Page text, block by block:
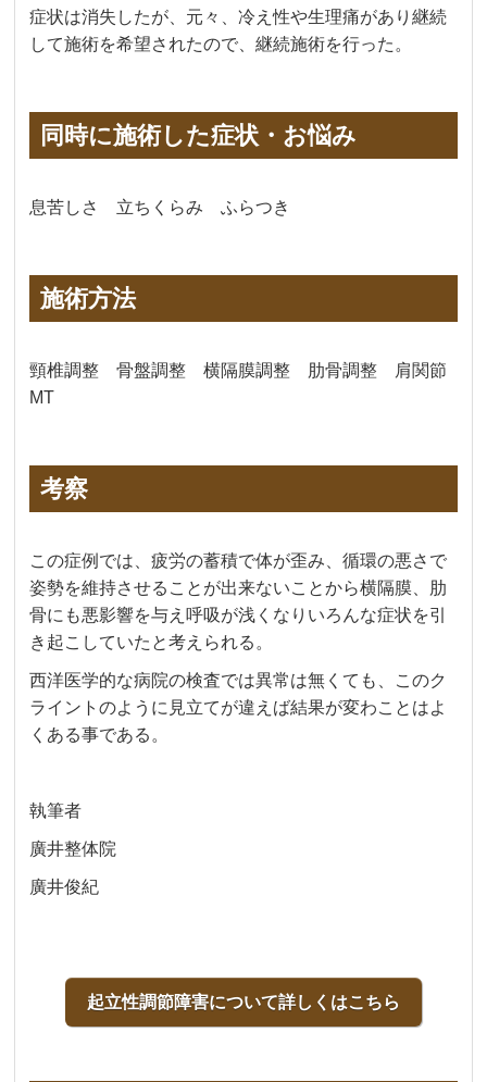
症状は消失したが、元々、冷え性や生理痛があり継続
して施術を希望されたので、継続施術を行った。
同時に施術した症状・お悩み
息苦しさ 立ちくらみ ふらつき
施術方法
頸椎調整 骨盤調整 横隔膜調整 肋骨調整 肩関節
MT
考察
この症例では、疲労の蓄積で体が歪み、循環の悪さで
姿勢を維持させることが出来ないことから横隔膜、肋
骨にも悪影響を与え呼吸が浅くなりいろんな症状を引
き起こしていたと考えられる。
西洋医学的な病院の検査では異常は無くても、このク
ライントのように見立てが違えば結果が変わことはよ
くある事である。
執筆者
廣井整体院
廣井俊紀
起立性調節障害について詳しくはこちら